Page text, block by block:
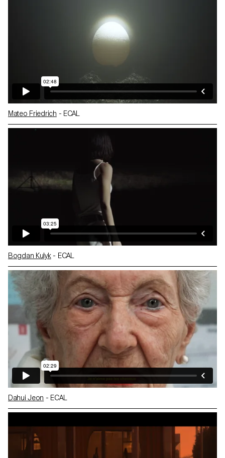
Mateo Friedrich - ECAL
Bogdan Kulyk- ECAL
Dahui Jeon - ECAL